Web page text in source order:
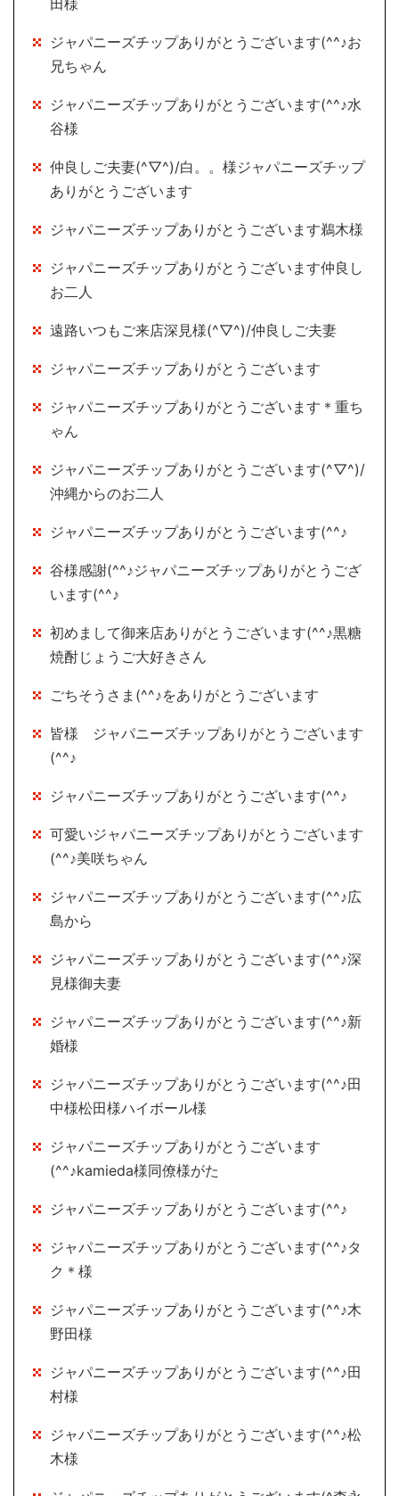
田様
ジャパニーズチップありがとうございます(^^♪お
兄ちゃん
ジャパニーズチップありがとうございます(^^♪水
谷様
仲良しご夫妻(^▽^)/白。。様ジャパニーズチップ
ありがとうございます
ジャパニーズチップありがとうございます鵜木様
ジャパニーズチップありがとうございます仲良し
お二人
遠路いつもご来店深見様(^▽^)/仲良しご夫妻
ジャパニーズチップありがとうございます
ジャパニーズチップありがとうございます＊重ち
ゃん
ジャパニーズチップありがとうございます(^▽^)/
沖縄からのお二人
ジャパニーズチップありがとうございます(^^♪
谷様感謝(^^♪ジャパニーズチップありがとうござ
います(^^♪
初めまして御来店ありがとうございます(^^♪黒糖
焼酎じょうご大好きさん
ごちそうさま(^^♪をありがとうございます
皆様 ジャパニーズチップありがとうございます
(^^♪
ジャパニーズチップありがとうございます(^^♪
可愛いジャパニーズチップありがとうございます
(^^♪美咲ちゃん
ジャパニーズチップありがとうございます(^^♪広
島から
ジャパニーズチップありがとうございます(^^♪深
見様御夫妻
ジャパニーズチップありがとうございます(^^♪新
婚様
ジャパニーズチップありがとうございます(^^♪田
中様松田様ハイボール様
ジャパニーズチップありがとうございます
(^^♪kamieda様同僚様がた
ジャパニーズチップありがとうございます(^^♪
ジャパニーズチップありがとうございます(^^♪タ
ク＊様
ジャパニーズチップありがとうございます(^^♪木
野田様
ジャパニーズチップありがとうございます(^^♪田
村様
ジャパニーズチップありがとうございます(^^♪松
木様